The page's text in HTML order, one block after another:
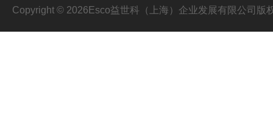
Copyright © 2026Esco益世科（上海）企业发展有限公司